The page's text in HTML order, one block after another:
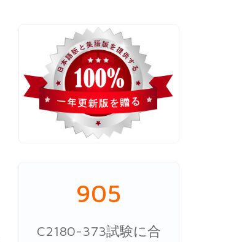
905
C2180-373試験に合